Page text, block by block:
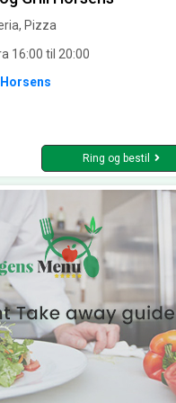
Pizza
16:00 til 20:00
Ring og bestil